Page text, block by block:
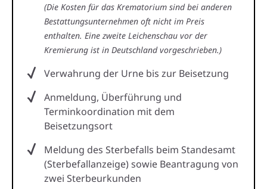
(Die Kosten für das Krematorium sind bei anderen
Bestattungsunternehmen oft nicht im Preis
enthalten. Eine zweite Leichenschau vor der
Kremierung ist in Deutschland vorgeschrieben.)
Verwahrung der Urne bis zur Beisetzung
Anmeldung, Überführung und
Terminkoordination mit dem
Beisetzungsort
Meldung des Sterbefalls beim Standesamt
(Sterbefallanzeige) sowie Beantragung von
zwei Sterbeurkunden